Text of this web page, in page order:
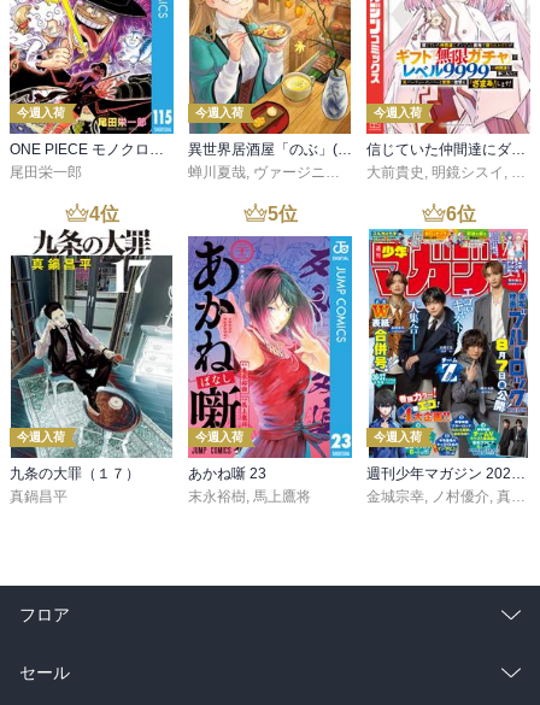
今週入荷
ONE PIECE モノクロ版 115
尾田栄一郎
今週入荷
異世界居酒屋「のぶ」(22)
蝉川夏哉, ヴァージニア二等兵 ,転
今週入荷
信じていた仲間達にダンジョン奥地で殺されかけたがギフト『無限ガチャ』でレベル９９９９の仲間達を手に入れて元パーティーメンバーと世界に復讐＆『ざまぁ！』します！（２３）
大前貴史 , 明鏡シスイ , ｔ
4位
今週入荷
九条の大罪（１７）
真鍋昌平
5位
今週入荷
あかね噺 23
末永裕樹, 馬上鷹将
6位
今週入荷
週刊少年マガジン 2026年36・37号[2026年8月5日発売]
金城宗幸, ノ村優介, 真島ヒロ
フロア
総合
セール